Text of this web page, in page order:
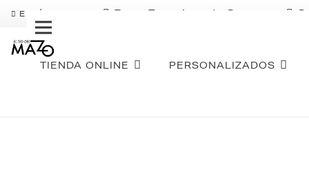
ENVÍO GRATIS Pago Fraccionado Sequra
TIENDA ONLINE PERSONALIZADOS